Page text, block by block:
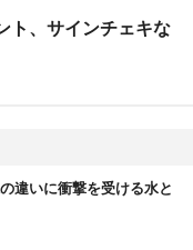
ト、サインチェキな
違いに衝撃を受ける水と